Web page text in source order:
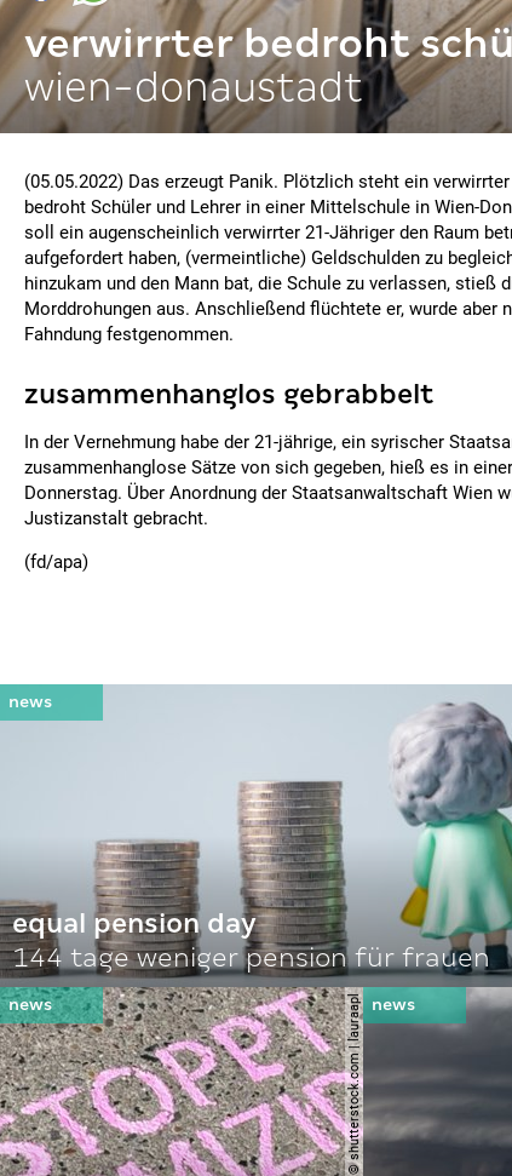
verwirrter bedroht
wien-donaustadt
(05.05.2022) Das erzeugt Panik. Plötzlich steht ein
bedroht Schüler und Lehrer in einer Mittelschule in Wien-
soll ein augenscheinlich verwirrter 21-Jähriger den Raum
aufgefordert haben, (vermeintliche) Geldschulden zu
hinzukam und den Mann bat, die Schule zu verlassen, stieß
Morddrohungen aus. Anschließend flüchtete er, wurde aber
Fahndung festgenommen.
zusammenhanglos gebrabbelt
In der Vernehmung habe der 21-jährige, ein syrischer
zusammenhanglose Sätze von sich gegeben, hieß es in
Donnerstag. Über Anordnung der Staatsanwaltschaft Wien
Justizanstalt gebracht.
(fd/apa)
equal pension day
144 tage weniger pension für frauen
© shutterstock.com | lauraapl